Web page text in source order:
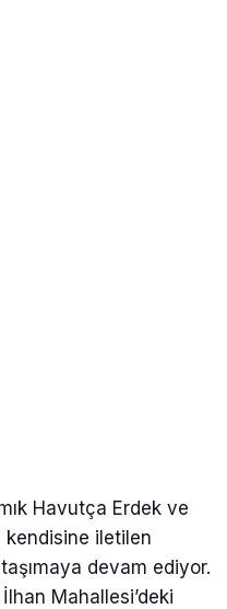
Havutça Erdek ve
kendisine iletilen
devam ediyor.
Mahallesi’deki